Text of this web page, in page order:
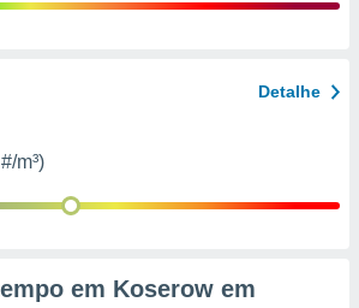
Detalhe
m³)
em Koserow em